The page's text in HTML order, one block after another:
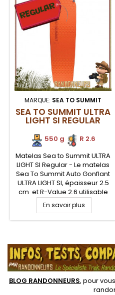
MARQUE: SEA TO SUMMIT
SEA TO SUMMIT ULTRA
LIGHT SI REGULAR
550 g
R 2.6
Matelas Sea to Summit ULTRA
LIGHT SI Regular - Le matelas
Sea To Summit Auto Gonflant
ULTRA LIGHT SI, épaisseur 2.5
cm et R-Value 2.6 utilisable
sur 3 saisons, technologie
Delta Core V avec une
mousse à alvéoles ouvertes
randonnée légère. Peu
encombrant pour votre sac à
dos et excellent rapport...
En savoir plus
BLOG RANDONNEURS, pour